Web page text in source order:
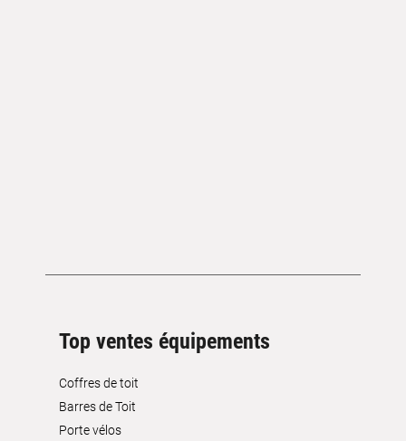
Top ventes équipements
Coffres de toit
Barres de Toit
Porte vélos